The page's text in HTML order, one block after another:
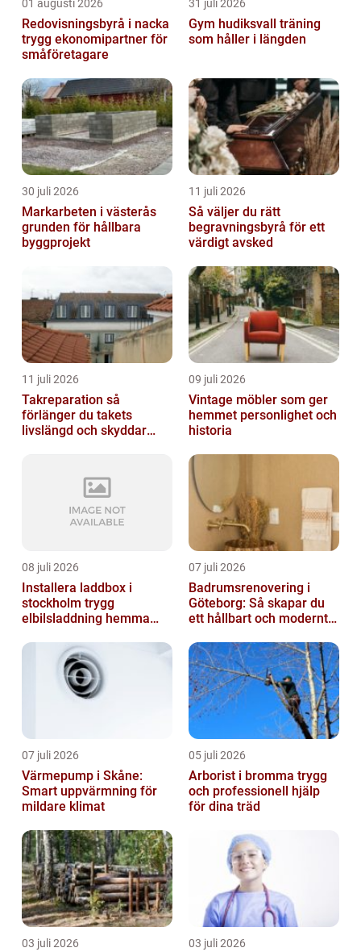
01 augusti 2026
Redovisningsbyrå i nacka
trygg ekonomipartner för
småföretagare
31 juli 2026
Gym hudiksvall träning
som håller i längden
30 juli 2026
Markarbeten i västerås
grunden för hållbara
byggprojekt
11 juli 2026
Så väljer du rätt
begravningsbyrå för ett
värdigt avsked
11 juli 2026
Takreparation så
förlänger du takets
livslängd och skyddar
09 juli 2026
Vintage möbler som ger
hemmet personlighet och
historia
08 juli 2026
Installera laddbox i
stockholm trygg
elbilsladdning hemma
07 juli 2026
Badrumsrenovering i
Göteborg: Så skapar du
ett hållbart och modernt
07 juli 2026
Värmepump i Skåne:
Smart uppvärmning för
mildare klimat
05 juli 2026
Arborist i bromma trygg
och professionell hjälp
för dina träd
03 juli 2026 03 juli 2026